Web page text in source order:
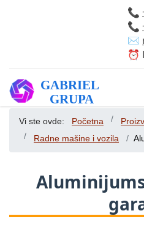
📞
📞
✉️
⏰
Vi ste ovde: Početna
Radne mašine i vozila